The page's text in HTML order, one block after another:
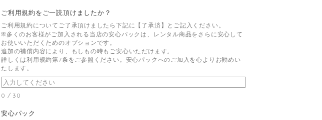
ご利用規約をご一読頂けましたか？
ご利用規約についてご了承頂けましたら下記に【了承済】とご記入ください。
※多くのお客様がご加入される当店の安心パックは、レンタル商品をさらに安心して
お使いいただくためのオプションです。
追加の補償内容により、もしもの時もご安心いただけます。
詳しくは利用規約第7条をご参照ください。安心パックへのご加入を心よりお勧めい
たします。
0 / 30
安心パック